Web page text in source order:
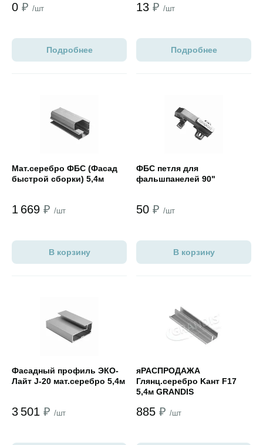
0 ₽ /шт
Подробнее
13 ₽ /шт
Подробнее
Мат.cеребро ФБС (Фасад
быстрой сборки) 5,4м
1 669 ₽ /шт
В корзину
ФБС петля для
фальшпанелей 90"
50 ₽ /шт
В корзину
Фасадный профиль ЭКО-
Лайт J-20 мат.серебро 5,4м
3 501 ₽ /шт
яРАСПРОДАЖА
Глянц.cеребро Kант F17
5,4м GRANDIS
885 ₽ /шт